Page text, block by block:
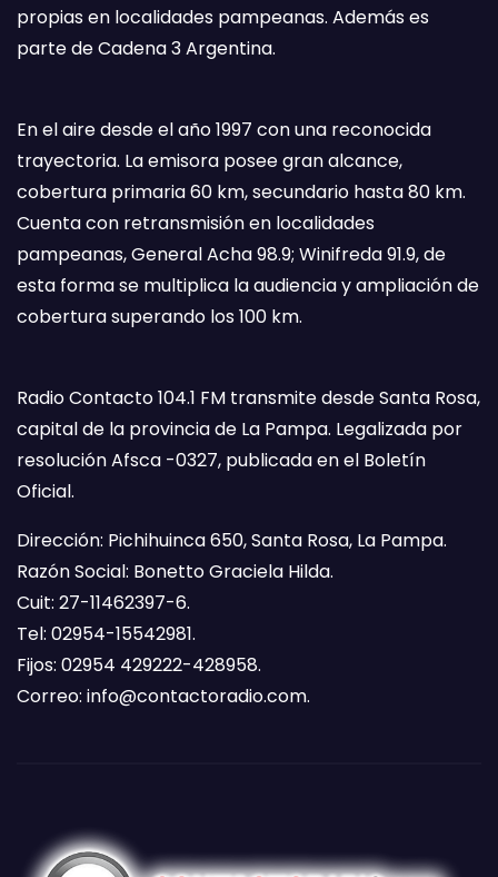
propias en localidades pampeanas. Además es
parte de Cadena 3 Argentina.
En el aire desde el año 1997 con una reconocida
trayectoria. La emisora posee gran alcance,
cobertura primaria 60 km, secundario hasta 80 km.
Cuenta con retransmisión en localidades
pampeanas, General Acha 98.9; Winifreda 91.9, de
esta forma se multiplica la audiencia y ampliación de
cobertura superando los 100 km.
Radio Contacto 104.1 FM transmite desde Santa Rosa,
capital de la provincia de La Pampa. Legalizada por
resolución Afsca -0327, publicada en el Boletín
Oficial.
Dirección: Pichihuinca 650, Santa Rosa, La Pampa.
Razón Social: Bonetto Graciela Hilda.
Cuit: 27-11462397-6.
Tel: 02954-15542981.
Fijos: 02954 429222-428958.
Correo: info@contactoradio.com.